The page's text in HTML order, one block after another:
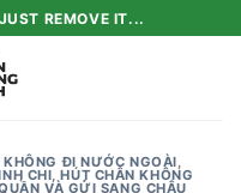
REMOVE IT...
KHÔNG ĐI NƯỚC NGOÀI,
CHI,HÚT CHÂN KHÔNG
VÀ GỬI SANG CHÂU